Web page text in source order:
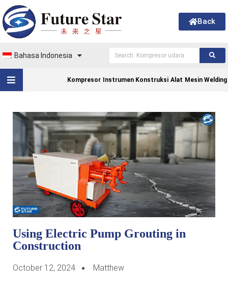
Back
Bahasa Indonesia
Kompresor Instrumen Konstruksi Alat Mesin Welding
Using Electric Pump Grouting in
Construction
October 12, 2024 Matthew